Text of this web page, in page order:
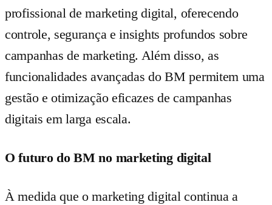
profissional de marketing digital, oferecendo
controle, segurança e insights profundos sobre
campanhas de marketing. Além disso, as
funcionalidades avançadas do BM permitem uma
gestão e otimização eficazes de campanhas
digitais em larga escala.
O futuro do BM no marketing digital
À medida que o marketing digital continua a